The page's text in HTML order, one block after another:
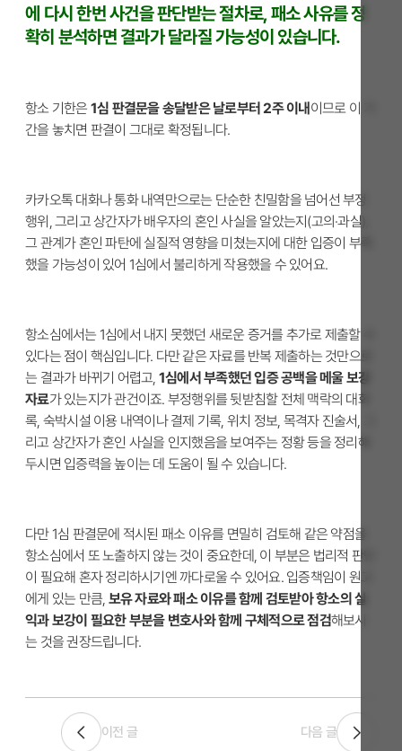
에 다시 한번 사건을 판단받는 절차로, 패소 사유를 정
확히 분석하면 결과가 달라질 가능성이 있습니다.
항소 기한은 1심 판결문을 송달받은 날로부터 2주 이내이므로 이 기
간을 놓치면 판결이 그대로 확정됩니다.
카카오톡 대화나 통화 내역만으로는 단순한 친밀함을 넘어선 부정
행위, 그리고 상간자가 배우자의 혼인 사실을 알았는지(고의·과실),
그 관계가 혼인 파탄에 실질적 영향을 미쳤는지에 대한 입증이 부족
했을 가능성이 있어 1심에서 불리하게 작용했을 수 있어요.
항소심에서는 1심에서 내지 못했던 새로운 증거를 추가로 제출할 수
있다는 점이 핵심입니다. 다만 같은 자료를 반복 제출하는 것만으로
는 결과가 바뀌기 어렵고, 1심에서 부족했던 입증 공백을 메울 보강
자료가 있는지가 관건이죠. 부정행위를 뒷받침할 전체 맥락의 대화
록, 숙박시설 이용 내역이나 결제 기록, 위치 정보, 목격자 진술서, 그
리고 상간자가 혼인 사실을 인지했음을 보여주는 정황 등을 정리해
두시면 입증력을 높이는 데 도움이 될 수 있습니다.
다만 1심 판결문에 적시된 패소 이유를 면밀히 검토해 같은 약점을
항소심에서 또 노출하지 않는 것이 중요한데, 이 부분은 법리적 판단
이 필요해 혼자 정리하시기엔 까다로울 수 있어요. 입증책임이 원고
에게 있는 만큼, 보유 자료와 패소 이유를 함께 검토받아 항소의 실
익과 보강이 필요한 부분을 변호사와 함께 구체적으로 점검해보시
는 것을 권장드립니다.
이전 글 다음 글